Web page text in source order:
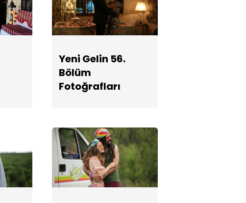
Yeni Gelin 53.
Bölüm
Yeni Gelin 56.
Bölüm
Fotoğrafları